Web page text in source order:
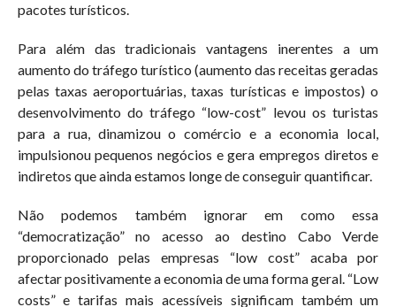
pacotes turísticos.
Para além das tradicionais vantagens inerentes a um
aumento do tráfego turístico (aumento das receitas geradas
pelas taxas aeroportuárias, taxas turísticas e impostos) o
desenvolvimento do tráfego “low-cost” levou os turistas
para a rua, dinamizou o comércio e a economia local,
impulsionou pequenos negócios e gera empregos diretos e
indiretos que ainda estamos longe de conseguir quantificar.
Não podemos também ignorar em como essa
“democratização” no acesso ao destino Cabo Verde
proporcionado pelas empresas “low cost” acaba por
afectar positivamente a economia de uma forma geral. “Low
costs” e tarifas mais acessíveis significam também um